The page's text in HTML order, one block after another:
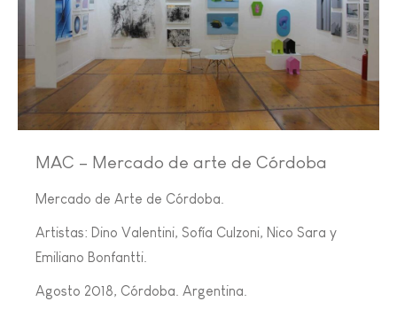
MAC – Mercado de arte de Córdoba
Mercado de Arte de Córdoba.
Artistas: Dino Valentini, Sofía Culzoni, Nico Sara y
Emiliano Bonfantti.
Agosto 2018, Córdoba. Argentina.